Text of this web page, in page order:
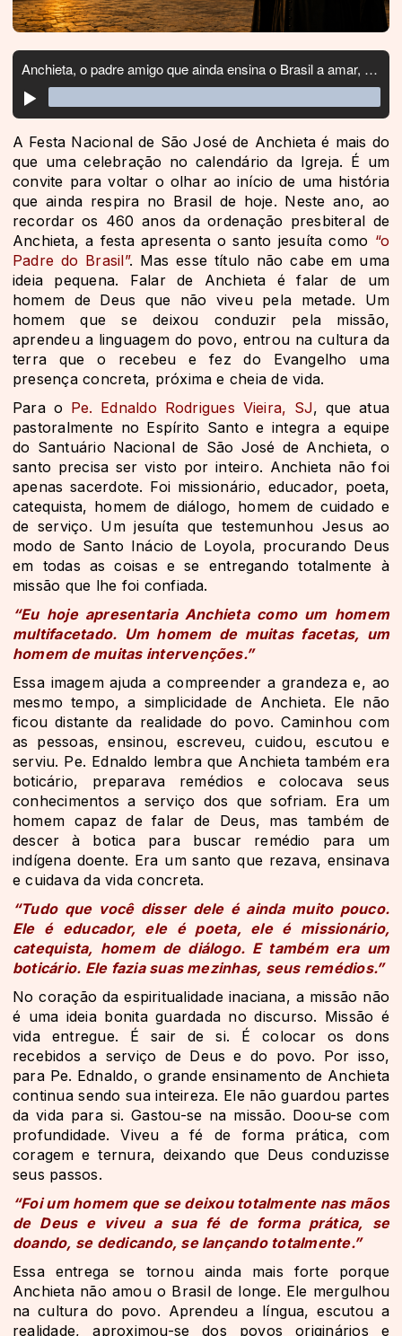
A Festa Nacional de São José de Anchieta é mais do
que uma celebração no calendário da Igreja. É um
convite para voltar o olhar ao início de uma história
que ainda respira no Brasil de hoje. Neste ano, ao
recordar os 460 anos da ordenação presbiteral de
Anchieta, a festa apresenta o santo jesuíta como “o
Padre do Brasil”. Mas esse título não cabe em uma
ideia pequena. Falar de Anchieta é falar de um
homem de Deus que não viveu pela metade. Um
homem que se deixou conduzir pela missão,
aprendeu a linguagem do povo, entrou na cultura da
terra que o recebeu e fez do Evangelho uma
presença concreta, próxima e cheia de vida.
Para o Pe. Ednaldo Rodrigues Vieira, SJ, que atua
pastoralmente no Espírito Santo e integra a equipe
do Santuário Nacional de São José de Anchieta, o
santo precisa ser visto por inteiro. Anchieta não foi
apenas sacerdote. Foi missionário, educador, poeta,
catequista, homem de diálogo, homem de cuidado e
de serviço. Um jesuíta que testemunhou Jesus ao
modo de Santo Inácio de Loyola, procurando Deus
em todas as coisas e se entregando totalmente à
missão que lhe foi confiada.
“Eu hoje apresentaria Anchieta como um homem
multifacetado. Um homem de muitas facetas, um
homem de muitas intervenções.”
Essa imagem ajuda a compreender a grandeza e, ao
mesmo tempo, a simplicidade de Anchieta. Ele não
ficou distante da realidade do povo. Caminhou com
as pessoas, ensinou, escreveu, cuidou, escutou e
serviu. Pe. Ednaldo lembra que Anchieta também era
boticário, preparava remédios e colocava seus
conhecimentos a serviço dos que sofriam. Era um
homem capaz de falar de Deus, mas também de
descer à botica para buscar remédio para um
indígena doente. Era um santo que rezava, ensinava
e cuidava da vida concreta.
“Tudo que você disser dele é ainda muito pouco.
Ele é educador, ele é poeta, ele é missionário,
catequista, homem de diálogo. E também era um
boticário. Ele fazia suas mezinhas, seus remédios.”
No coração da espiritualidade inaciana, a missão não
é uma ideia bonita guardada no discurso. Missão é
vida entregue. É sair de si. É colocar os dons
recebidos a serviço de Deus e do povo. Por isso,
para Pe. Ednaldo, o grande ensinamento de Anchieta
continua sendo sua inteireza. Ele não guardou partes
da vida para si. Gastou-se na missão. Doou-se com
profundidade. Viveu a fé de forma prática, com
coragem e ternura, deixando que Deus conduzisse
seus passos.
“Foi um homem que se deixou totalmente nas mãos
de Deus e viveu a sua fé de forma prática, se
doando, se dedicando, se lançando totalmente.”
Essa entrega se tornou ainda mais forte porque
Anchieta não amou o Brasil de longe. Ele mergulhou
na cultura do povo. Aprendeu a língua, escutou a
realidade, aproximou-se dos povos originários e